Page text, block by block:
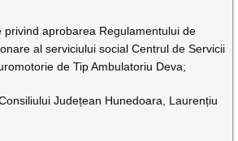
privind aprobarea Regulamentului de
al serviciului social Centrul de Servicii
de Tip Ambulatoriu Deva;
Județean Hunedoara, Laurențiu